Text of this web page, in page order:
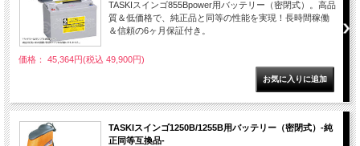
TASKIスインゴ855Bpower用バッテリー（密閉式）。高品
質＆低価格で、純正品と同等の性能を実現！長時間稼働
＆信頼の6ヶ月保証付き。
価格： 45,364円(税込 49,900円)
TASKIスインゴ1250B/1255B用バッテリー（密閉式）-純
正同等互換品-